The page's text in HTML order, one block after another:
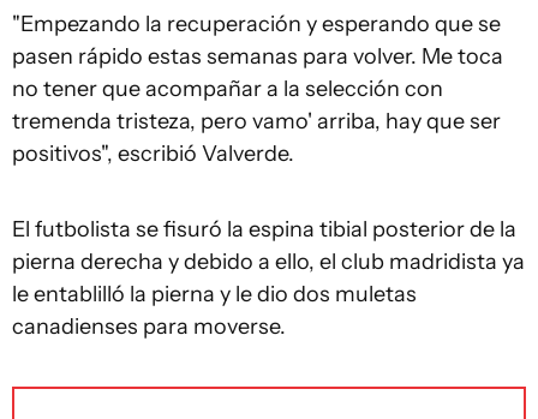
"Empezando la recuperación y esperando que se
pasen rápido estas semanas para volver. Me toca
no tener que acompañar a la selección con
tremenda tristeza, pero vamo' arriba, hay que ser
positivos", escribió Valverde.
El futbolista se fisuró la espina tibial posterior de la
pierna derecha y debido a ello, el club madridista ya
le entablilló la pierna y le dio dos muletas
canadienses para moverse.